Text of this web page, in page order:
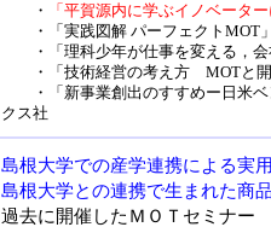
・
「平賀源内に学ぶイノベータ
・「実践図解 パーフェクトMOT」
・「理科少年が仕事を変える，会
・「技術経営の考え方 MOTと開
・「新事業創出のすすめー日米ベ
クス社
島根大学での産学連携による実
島根大学との連携で生まれた商
過去に開催したＭＯＴセミナー